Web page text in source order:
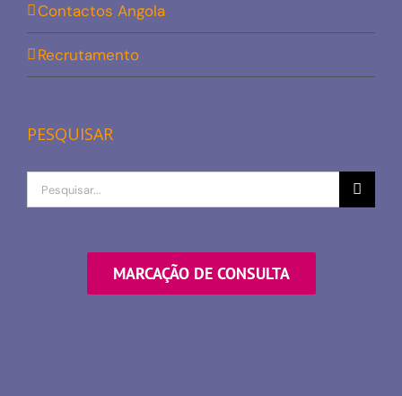
Contactos Angola
Recrutamento
PESQUISAR
Procurar
por
MARCAÇÃO DE CONSULTA